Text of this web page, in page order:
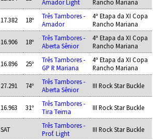
Amador Light
Rancho Mariana
17.382 18º
Três Tambores -
Amador
4ª Etapa da XI Copa
Rancho Mariana
16.906 18º
Três Tambores -
Aberta Sênior
4ª Etapa da XI Copa
Rancho Mariana
16.896 25º
Três Tambores -
GP R Mariana
4ª Etapa da XI Copa
Rancho Mariana
27.291 74º
Três Tambores -
Aberta Sênior
III Rock Star Buckle
16.963 31º
Três Tambores -
Tira Teima
III Rock Star Buckle
SAT
Três Tambores -
Prof. Light
III Rock Star Buckle